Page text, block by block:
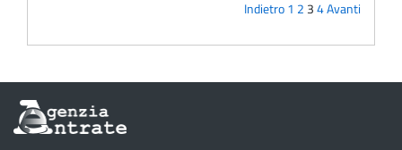
Indietro1 2 34Avanti
Informazioni
sul